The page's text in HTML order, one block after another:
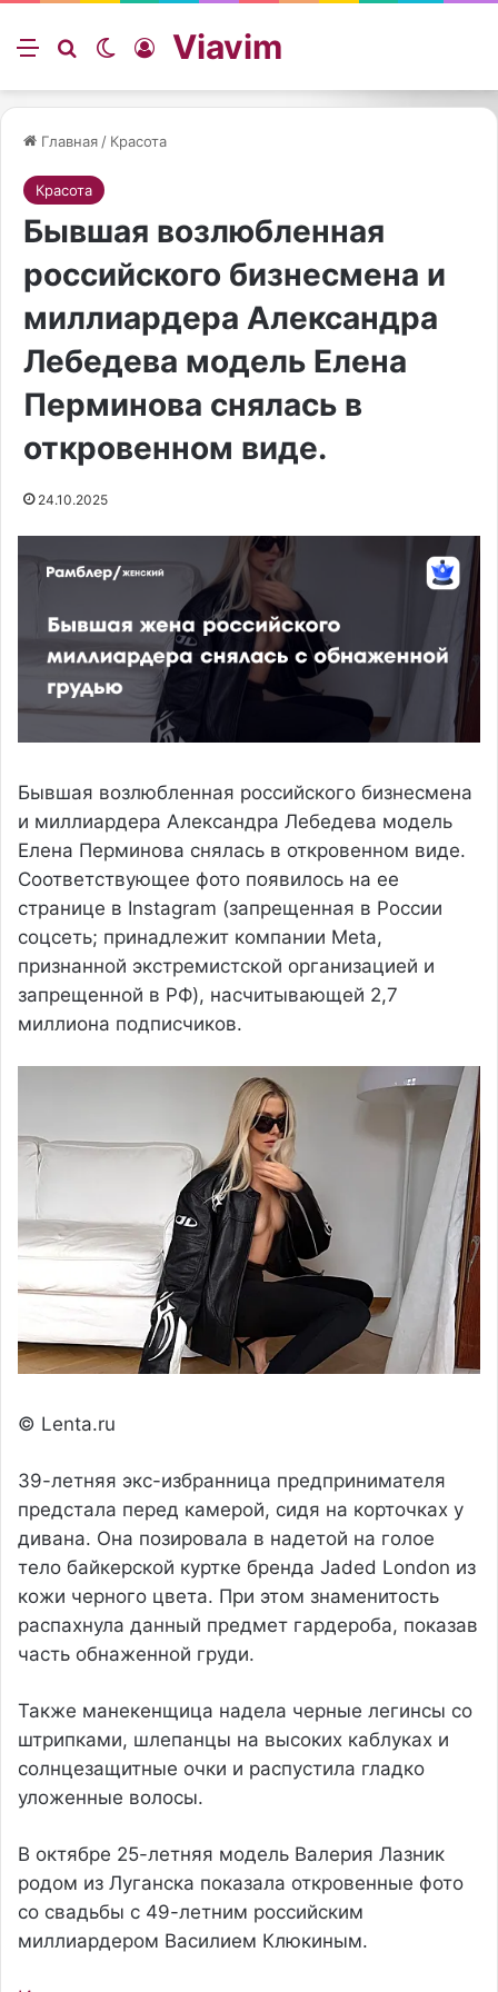
Меню ИскатьSwitch skin
Войти
Viavim
Главная / Красота
Красота
Бывшая возлюбленная
российского бизнесмена и
миллиардера Александра
Лебедева модель Елена
Перминова снялась в
откровенном виде.
24.10.2025
Бывшая возлюбленная российского бизнесмена
и миллиардера Александра Лебедева модель
Елена Перминова снялась в откровенном виде.
Соответствующее фото появилось на ее
странице в Instagram (запрещенная в России
соцсеть; принадлежит компании Meta,
признанной экстремистской организацией и
запрещенной в РФ), насчитывающей 2,7
миллиона подписчиков.
© Lenta.ru
39-летняя экс-избранница предпринимателя
предстала перед камерой, сидя на корточках у
дивана. Она позировала в надетой на голое
тело байкерской куртке бренда Jaded London из
кожи черного цвета. При этом знаменитость
распахнула данный предмет гардероба, показав
часть обнаженной груди.
Также манекенщица надела черные легинсы со
штрипками, шлепанцы на высоких каблуках и
солнцезащитные очки и распустила гладко
уложенные волосы.
В октябре 25-летняя модель Валерия Лазник
родом из Луганска показала откровенные фото
со свадьбы с 49-летним российским
миллиардером Василием Клюкиным.